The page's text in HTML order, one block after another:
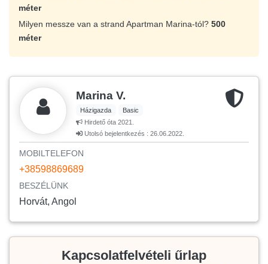
méter
Milyen messze van a strand Apartman Marina-tól? 500
méter
Marina V.
Házigazda
Basic
Hirdető óta 2021.
Utolsó bejelentkezés : 26.06.2022.
MOBILTELEFON
+38598869689
BESZÉLÜNK
Horvát, Angol
Kapcsolatfelvételi űrlap